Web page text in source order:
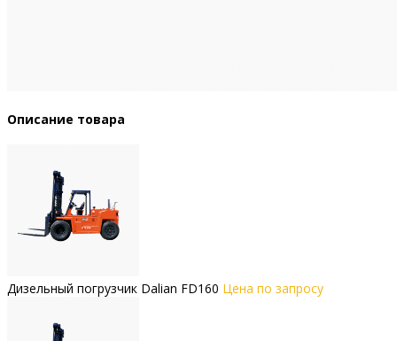
Описание товара
Дизельный погрузчик Dalian FD160 Цена по запросу